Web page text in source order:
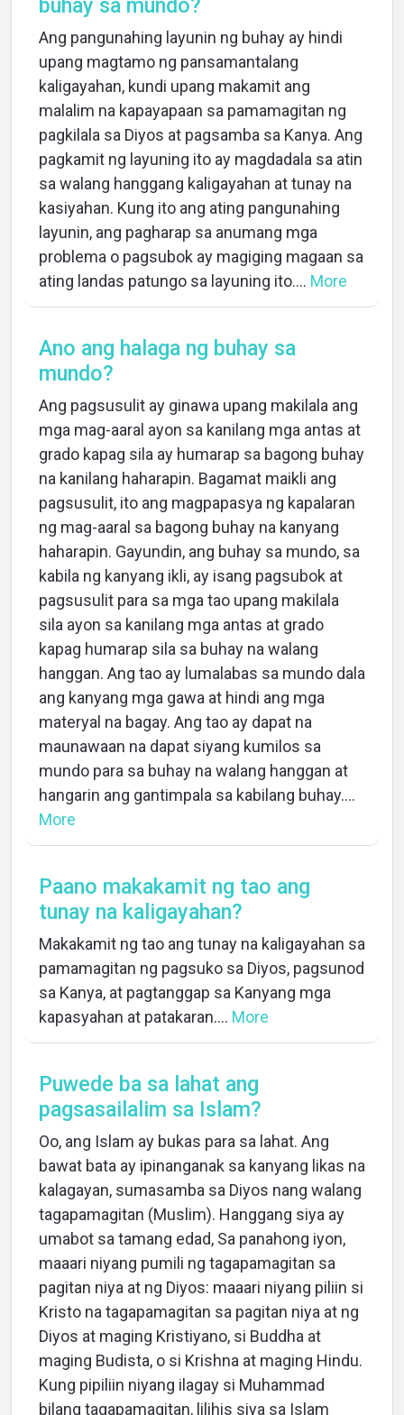
buhay sa mundo?
Ang pangunahing layunin ng buhay ay hindi
upang magtamo ng pansamantalang
kaligayahan, kundi upang makamit ang
malalim na kapayapaan sa pamamagitan ng
pagkilala sa Diyos at pagsamba sa Kanya. Ang
pagkamit ng layuning ito ay magdadala sa atin
sa walang hanggang kaligayahan at tunay na
kasiyahan. Kung ito ang ating pangunahing
layunin, ang pagharap sa anumang mga
problema o pagsubok ay magiging magaan sa
ating landas patungo sa layuning ito.... More
Ano ang halaga ng buhay sa
mundo?
Ang pagsusulit ay ginawa upang makilala ang
mga mag-aaral ayon sa kanilang mga antas at
grado kapag sila ay humarap sa bagong buhay
na kanilang haharapin. Bagamat maikli ang
pagsusulit, ito ang magpapasya ng kapalaran
ng mag-aaral sa bagong buhay na kanyang
haharapin. Gayundin, ang buhay sa mundo, sa
kabila ng kanyang ikli, ay isang pagsubok at
pagsusulit para sa mga tao upang makilala
sila ayon sa kanilang mga antas at grado
kapag humarap sila sa buhay na walang
hanggan. Ang tao ay lumalabas sa mundo dala
ang kanyang mga gawa at hindi ang mga
materyal na bagay. Ang tao ay dapat na
maunawaan na dapat siyang kumilos sa
mundo para sa buhay na walang hanggan at
hangarin ang gantimpala sa kabilang buhay....
More
Paano makakamit ng tao ang
tunay na kaligayahan?
Makakamit ng tao ang tunay na kaligayahan sa
pamamagitan ng pagsuko sa Diyos, pagsunod
sa Kanya, at pagtanggap sa Kanyang mga
kapasyahan at patakaran.... More
Puwede ba sa lahat ang
pagsasailalim sa Islam?
Oo, ang Islam ay bukas para sa lahat. Ang
bawat bata ay ipinanganak sa kanyang likas na
kalagayan, sumasamba sa Diyos nang walang
tagapamagitan (Muslim). Hanggang siya ay
umabot sa tamang edad, Sa panahong iyon,
maaari niyang pumili ng tagapamagitan sa
pagitan niya at ng Diyos: maaari niyang piliin si
Kristo na tagapamagitan sa pagitan niya at ng
Diyos at maging Kristiyano, si Buddha at
maging Budista, o si Krishna at maging Hindu.
Kung pipiliin niyang ilagay si Muhammad
bilang tagapamagitan, lilihis siya sa Islam